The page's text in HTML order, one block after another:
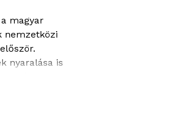
magyar
nemzetközi
nyaralása is